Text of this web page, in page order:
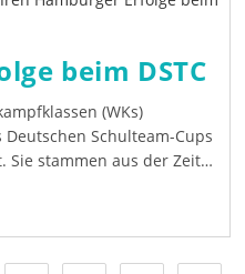
beim DSTC
(WKs)
Schulteam-Cups
Sie stammen aus der Zeit…